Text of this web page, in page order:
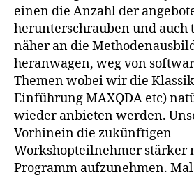
einen die Anzahl der
herunterschrauben und auch
näher an die
heranwagen, weg von
Themen wobei wir die
Einführung MAXQDA etc) na
wieder anbieten werden.
Vorhinein die zukünftigen
Workshopteilnehmer stärker
Programm aufzunehmen.